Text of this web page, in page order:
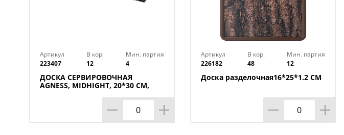
Артикул
223407
В кор.
12
Мин. партия
4
ДОСКА СЕРВИРОВОЧНАЯ
AGNESS, MIDHIGHT, 20*30 СМ,
Артикул
226182
В кор.
48
Мин. партия
12
Доска разделочная16*25*1.2 СМ